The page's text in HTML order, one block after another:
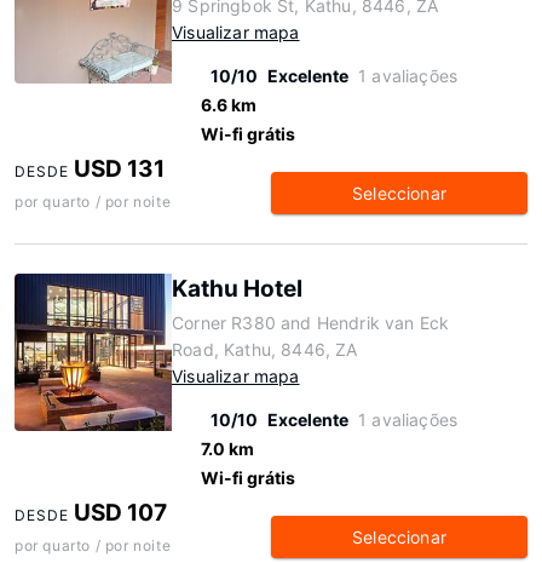
9 Springbok St, Kathu, 8446, ZA
Visualizar mapa
10/10 Excelente 1 avaliações
6.6 km
Wi-fi grátis
DESDE USD 131
por quarto / por noite Seleccionar
Kathu Hotel
Corner R380 and Hendrik van Eck
Road, Kathu, 8446, ZA
Visualizar mapa
10/10 Excelente 1 avaliações
7.0 km
Wi-fi grátis
DESDE USD 107
por quarto / por noite Seleccionar